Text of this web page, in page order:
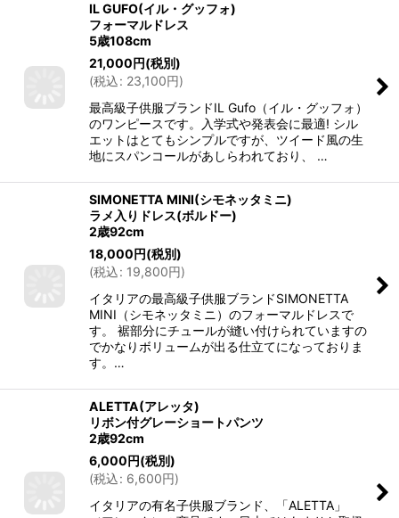
IL GUFO(イル・グッフォ)
フォーマルドレス
5歳108cm
21,000円(税別)
(税込: 23,100円)
最高級子供服ブランドIL Gufo（イル・グッフォ）
のワンピースです。入学式や発表会に最適! シル
エットはとてもシンプルですが、ツイード風の生
地にスパンコールがあしらわれており、 …
SIMONETTA MINI(シモネッタミニ)
ラメ入りドレス(ボルドー)
2歳92cm
18,000円(税別)
(税込: 19,800円)
イタリアの最高級子供服ブランドSIMONETTA
MINI（シモネッタミニ）のフォーマルドレスで
す。 裾部分にチュールが縫い付けられていますの
でかなりボリュームが出る仕立てになっておりま
す。…
ALETTA(アレッタ)
リボン付グレーショートパンツ
2歳92cm
6,000円(税別)
(税込: 6,600円)
イタリアの有名子供服ブランド、「ALETTA」